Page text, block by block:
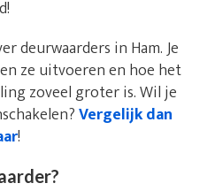
deurwaarders in Ham. Je
ze uitvoeren en hoe het
zoveel groter is. Wil je
Vergelijk dan
!